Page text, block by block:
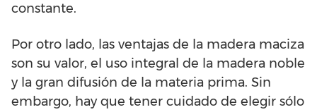
constante.
Por otro lado, las ventajas de la madera maciza
son su valor, el uso integral de la madera noble
y la gran difusión de la materia prima. Sin
embargo, hay que tener cuidado de elegir sólo